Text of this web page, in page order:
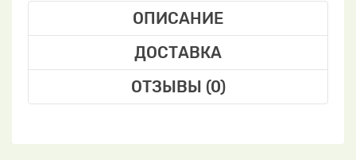
ОПИСАНИЕ
ДОСТАВКА
ОТЗЫВЫ (0)